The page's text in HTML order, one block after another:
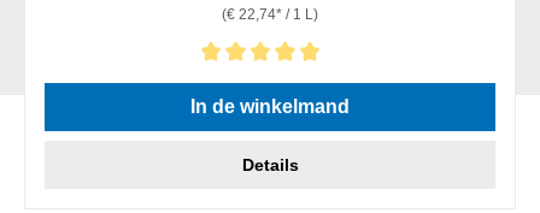
(€ 22,74* / 1 L)
Gemiddelde waardering van 5 van 5 sterren
In de winkelmand
Details